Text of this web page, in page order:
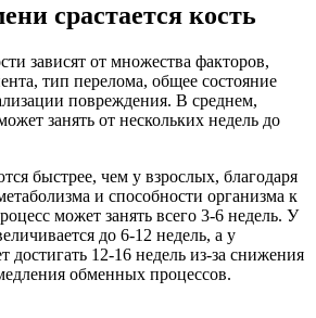
срастается кость
зависят от множества факторов,
тип перелома, общее состояние
повреждения. В среднем,
занять от нескольких недель до
быстрее, чем у взрослых, благодаря
и способности организма к
может занять всего 3-6 недель. У
до 6-12 недель, а у
12-16 недель из-за снижения
обменных процессов.